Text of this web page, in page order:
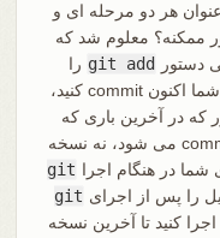
هر دو مرحله ای و
معلوم شد که
دستور
git add را
اجرا می کنید، مرحله بندی می کند. اگر شما اکنون commit کنید،
که در آخرین باری که
را اجرا کردید، وارد commit می شود، نه نسخه
در هنگام اجرا git
را پس از اجرای git
اجرا کنید تا آخرین نسخه